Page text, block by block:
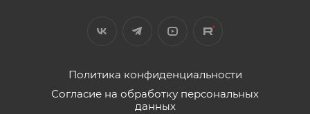
Политика конфиденциальности
Согласие на обработку персональных
данных